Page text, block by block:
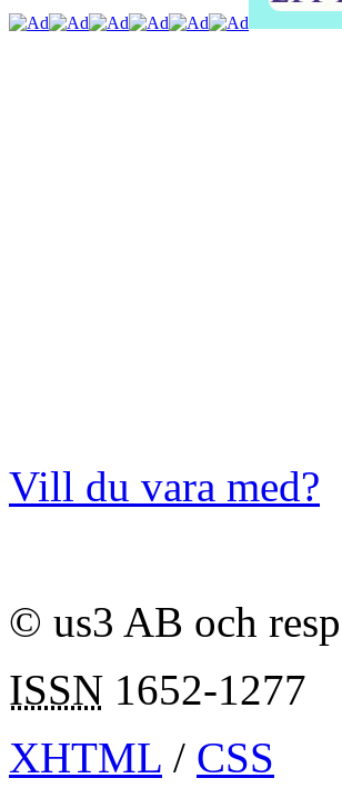
Vill du vara med?
© us3 AB och
ISSN 1652-1277
XHTML / CSS